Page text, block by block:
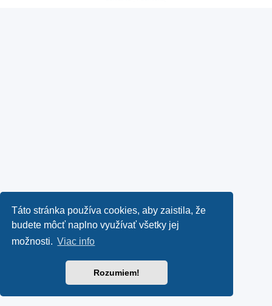
Táto stránka používa cookies, aby zaistila, že
budete môcť naplno využívať všetky jej
možnosti. Viac info
Rozumiem!